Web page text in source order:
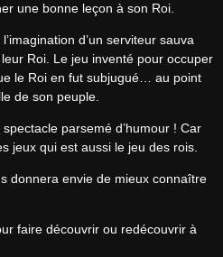
une bonne leçon à son Roi.
d’un serviteur sauva
Roi. Le jeu inventé pour occuper
le Roi en fut subjugué… au point
de son peuple.
parsemé d’humour ! Car
jeux qui est aussi le jeu des rois.
donnera envie de mieux connaître
faire découvrir ou redécouvrir à